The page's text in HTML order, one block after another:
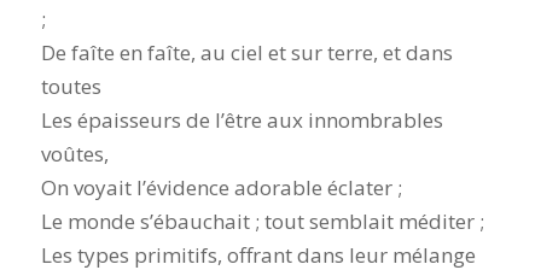
;
De faîte en faîte, au ciel et sur terre, et dans
toutes
Les épaisseurs de l’être aux innombrables
voûtes,
On voyait l’évidence adorable éclater ;
Le monde s’ébauchait ; tout semblait méditer ;
Les types primitifs, offrant dans leur mélange